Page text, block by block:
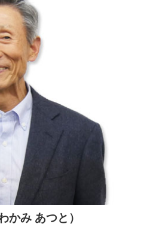
かみ あつと）